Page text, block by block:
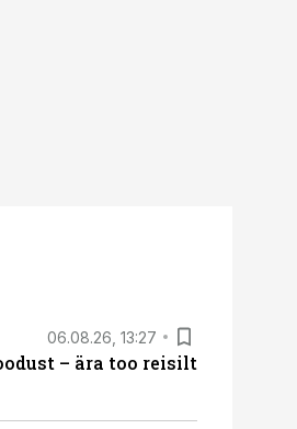
06.08.26, 13:27
– ära too reisilt